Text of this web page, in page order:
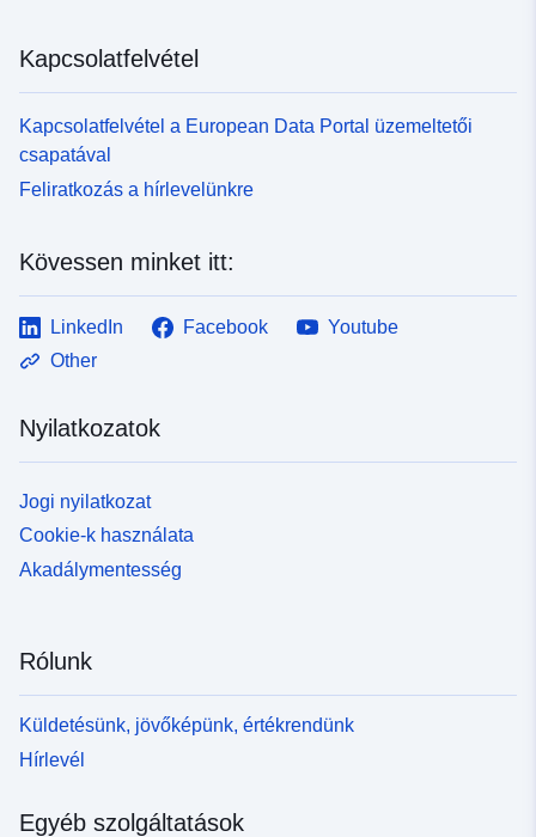
Kapcsolatfelvétel
Kapcsolatfelvétel a European Data Portal üzemeltetői
csapatával
Feliratkozás a hírlevelünkre
Kövessen minket itt:
LinkedIn Facebook
Youtube
Other
Nyilatkozatok
Jogi nyilatkozat
Cookie-k használata
Akadálymentesség
Rólunk
Küldetésünk, jövőképünk, értékrendünk
Hírlevél
Egyéb szolgáltatások